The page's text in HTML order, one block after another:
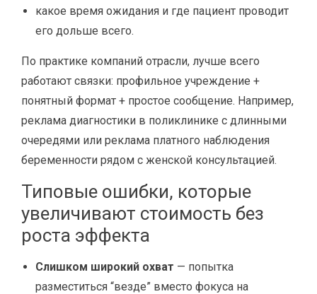
какое время ожидания и где пациент проводит
его дольше всего.
По практике компаний отрасли, лучше всего
работают связки: профильное учреждение +
понятный формат + простое сообщение. Например,
реклама диагностики в поликлинике с длинными
очередями или реклама платного наблюдения
беременности рядом с женской консультацией.
Типовые ошибки, которые
увеличивают стоимость без
роста эффекта
Слишком широкий охват — попытка
разместиться “везде” вместо фокуса на